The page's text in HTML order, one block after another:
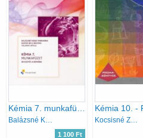
Balázsné Kerek M.; Elekné Becz B.; Villányi A.
1 100 Ft
Kocsisné Zalán Judit; Kónya Józsefné